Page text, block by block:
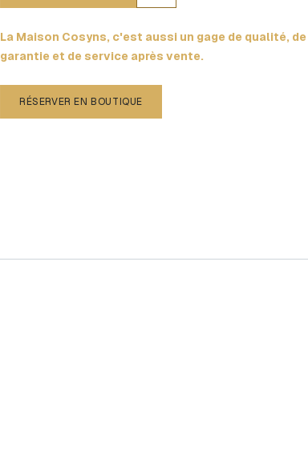
La Maison Cosyns, c'est aussi un gage de qualité,
garantie et de service après vente.
RÉSERVER EN BOUTIQUE